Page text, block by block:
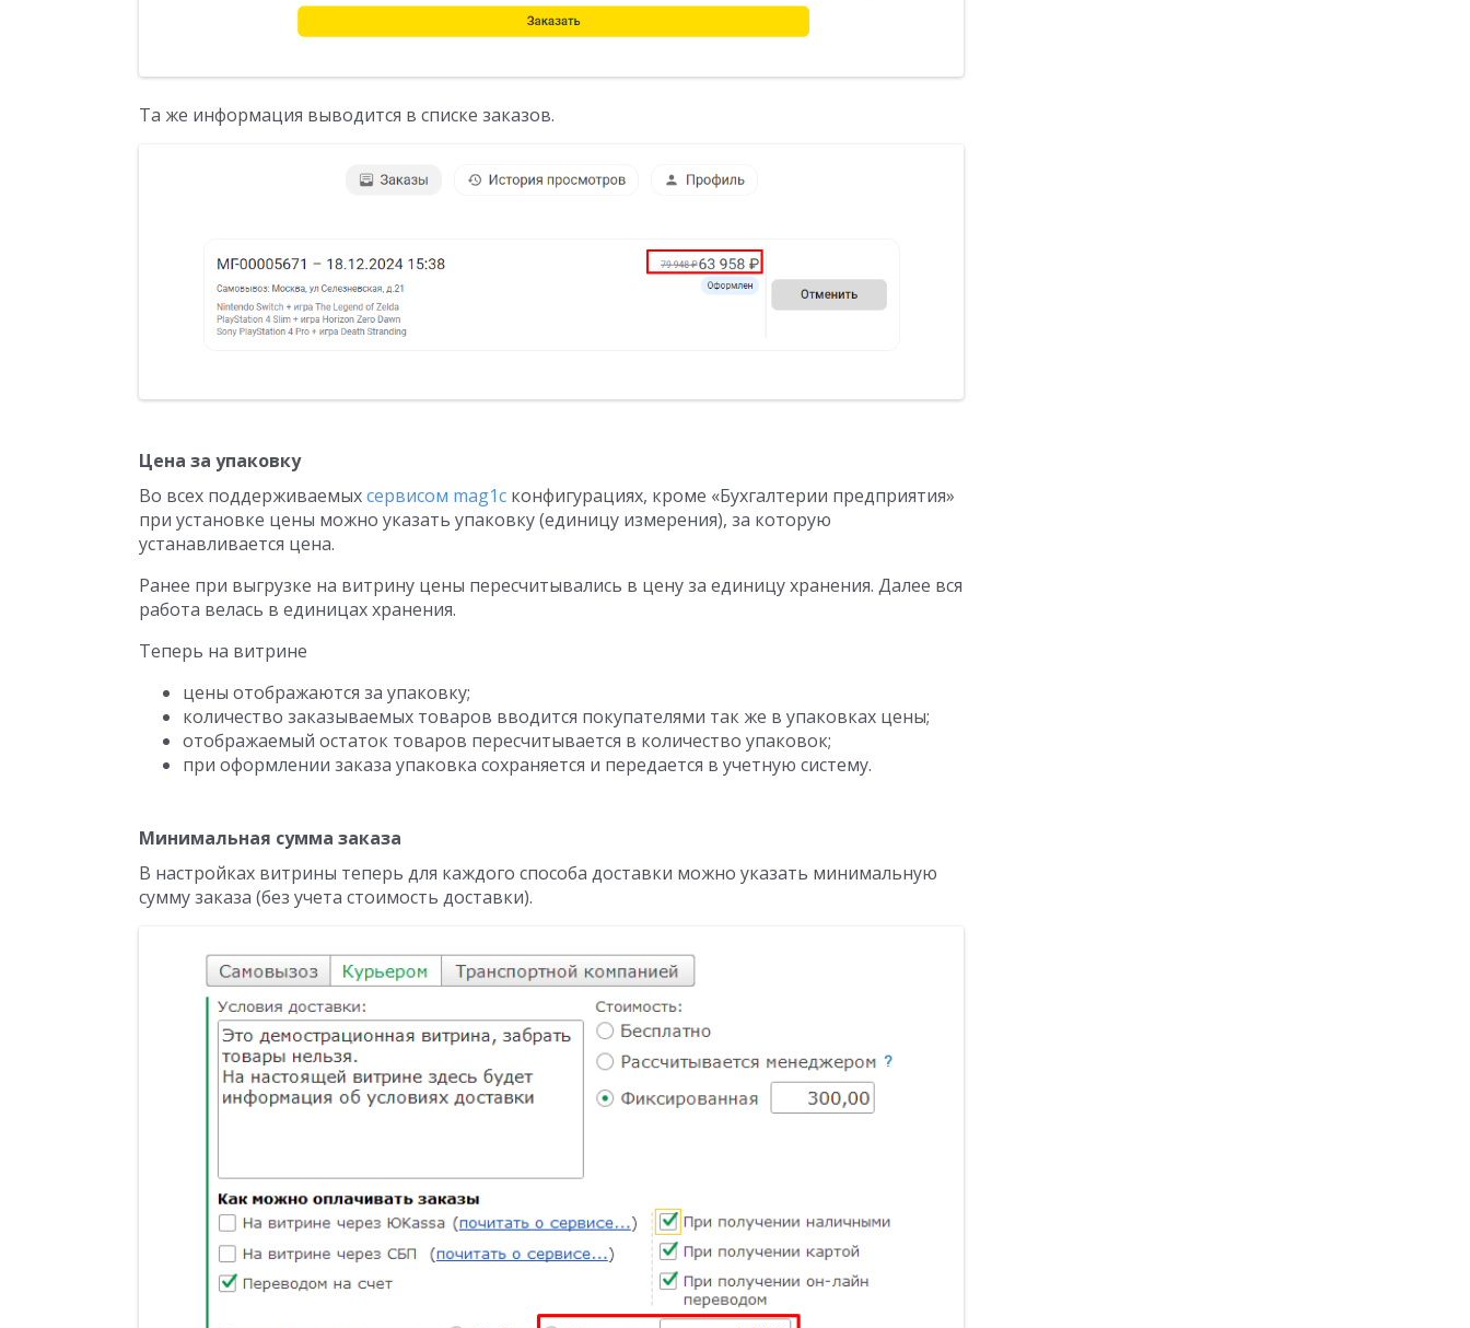
Та же информация выводится в списке заказов.
Цена за упаковку
Во всех поддерживаемыхсервисом mag1c конфигурациях, кроме «Бухгалтерии предприятия»
при установке цены можно указать упаковку (единицу измерения), за которую
устанавливается цена.
Ранее при выгрузке на витрину цены пересчитывались в цену за единицу хранения. Далее вся
работа велась в единицах хранения.
Теперь на витрине
цены отображаются за упаковку;
количество заказываемых товаров вводится покупателями так же в упаковках цены;
отображаемый остаток товаров пересчитывается в количество упаковок;
при оформлении заказа упаковка сохраняется и передается в учетную систему.
Минимальная сумма заказа
В настройках витрины теперь для каждого способа доставки можно указать минимальную
сумму заказа (без учета стоимость доставки).